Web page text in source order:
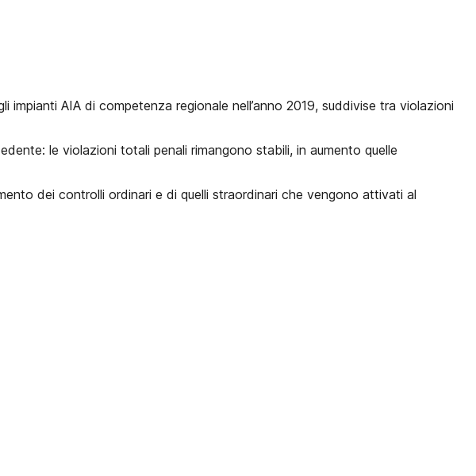
AIA di competenza regionale nell’anno 2019, suddivise tra violazioni
le violazioni totali penali rimangono stabili, in aumento quelle
dei controlli ordinari e di quelli straordinari che vengono attivati al